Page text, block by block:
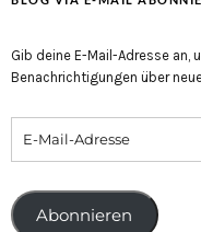
Gib deine E-Mail-Adresse an,
Benachrichtigungen über
Abonnieren